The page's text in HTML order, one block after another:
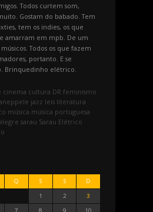
Todos curtem som,
Gostam do babado. Tem
tem os indies, os que
amarram em mpb. De um
Todos os que fazem
portanto. E se
Brinquedinho elétrico.
cinema cultura DR feminismo
jazz leis literatura
música música portuguesa
sarau Sarau Elétrico
Q S S
D
1
2
3